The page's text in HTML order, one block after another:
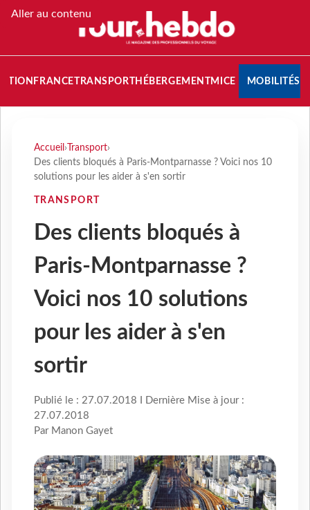
Aller au contenu
FRANCETRANSPORT HÉBERGEMENTMICE MOBILITÉS
Accueil › Transport›
Des clients bloqués à Paris-Montparnasse ? Voici nos 10
solutions pour les aider à s'en sortir
TRANSPORT
Des clients bloqués à
Paris-Montparnasse ?
Voici nos 10 solutions
pour les aider à s'en
sortir
Publié le : 27.07.2018 I Dernière Mise à jour :
27.07.2018
Par Manon Gayet